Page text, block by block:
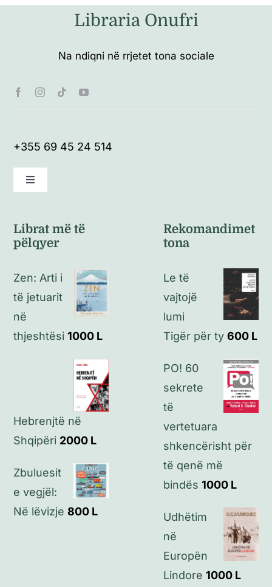
Libraria Onufri
Na ndiqni në rrjetet tona sociale
+355 69 45 24 514
Toggle
Politikat e kthimeve
Politikat e privatësisë
Kontakt
Librat më të
pëlqyer
Zen: Arti i
të jetuarit
në
thjeshtësi 1000 L
Hebrenjtë në
Shqipëri 2000 L
Zbuluesit
e vegjël:
Në lëvizje 800 L
Rekomandimet
tona
Le të
vajtojë
lumi
Tigër për ty 600 L
PO! 60
sekrete
të
vertetuara
shkencërisht për
të qenë më
bindës 1000 L
Udhëtim
në
Europën
Lindore 1000 L